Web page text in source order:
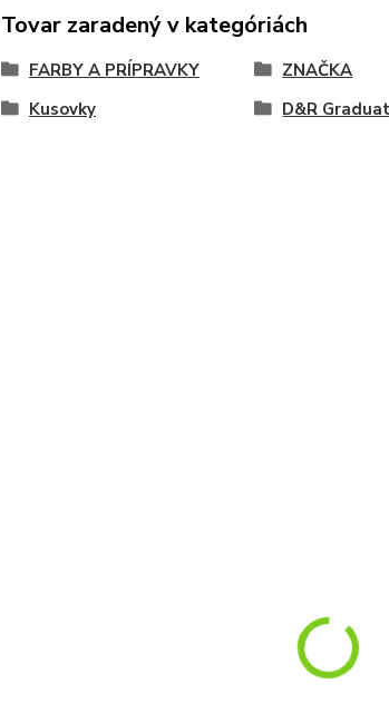
Tovar zaradený v kategóriách
FARBY A PRÍPRAVKY ZNAČKA
Kusovky
D&R